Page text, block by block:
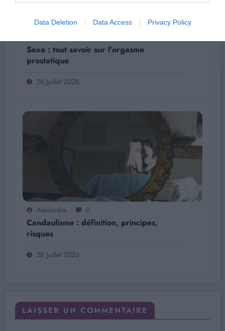
Data Deletion Data Access Privacy Policy
Sexo : tout savoir sur l’orgasme
prostatique
28 Juillet 2026
Alexandre 0
Candaulisme : définition, principes,
risques
28 Juillet 2026
LAISSER UN COMMENTAIRE